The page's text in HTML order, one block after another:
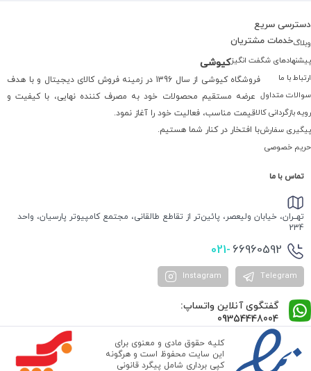
دسترسی سریع
وبلاگ
پیشنهادهای شگفت انگیز
ارتباط با ما
خدمات مشتریان
سوالات متداول
رویه بازگردانی کالا
پیگیری سفارش
حریم خصوصی
کیوشی
فروشگاه کیوشی از سال 1396 در زمینه فروش کالای دیجیتال و با هدف
عرضه مستقیم محصولات خود به مصرف کننده نهایی، با کیفیت و
قیمت مناسب، فعالیت خود را آغاز نمود.
با افتخار در کنار شما هستیم.
تماس با ما
تهــران، خیابان ولیعصر، پائین‌تر از تقاطع طالقانی، مجتمع کامپیوتر پارسیان، واحد
234
021- 66960592
Telegram
Instagram
گفتگوی آنلاین واتساپ:
09354448004
کلیه حقوق مادی و معنوی برای
این سایت محفوظ است و هرگونه
کپی برداری شامل پیگرد قانونی